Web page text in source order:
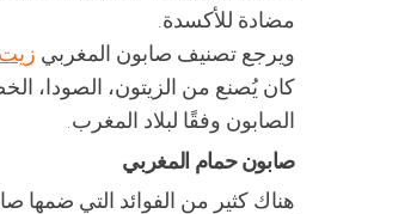
مضادة للأكسدة.
ويرجع تصنيف صابون المغربي
كان يُصنع من الزيتون، الصودا،
الصابون وفقًا لبلاد المغرب.
صابون حمام المغربي
هناك كثير من الفوائد التي ضمها